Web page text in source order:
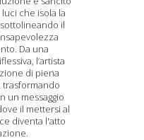
che isola la
il
Da una
l’artista
di piena
un messaggio
il mettersi al
diventa l'atto